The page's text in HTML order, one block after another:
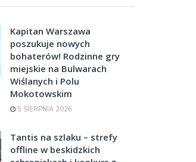
Kapitan Warszawa
poszukuje nowych
bohaterów! Rodzinne gry
miejskie na Bulwarach
Wiślanych i Polu
Mokotowskim
5 SIERPNIA 2026
Tantis na szlaku – strefy
offline w beskidzkich